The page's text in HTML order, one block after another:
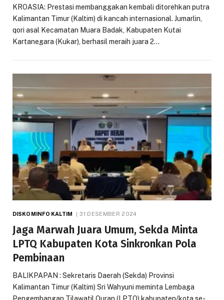
KROASIA: Prestasi membanggakan kembali ditorehkan putra
Kalimantan Timur (Kaltim) di kancah internasional. Jumarlin,
qori asal Kecamatan Muara Badak, Kabupaten Kutai
Kartanegara (Kukar), berhasil meraih juara 2…
DISKOMINFO KALTIM 31 DESEMBER 2024
Jaga Marwah Juara Umum, Sekda Minta
LPTQ Kabupaten Kota Sinkronkan Pola
Pembinaan
BALIKPAPAN : Sekretaris Daerah (Sekda) Provinsi
Kalimantan Timur (Kaltim) Sri Wahyuni meminta Lembaga
Pengembangan Tilawatil Quran (LPTQ) kabupaten/kota se-